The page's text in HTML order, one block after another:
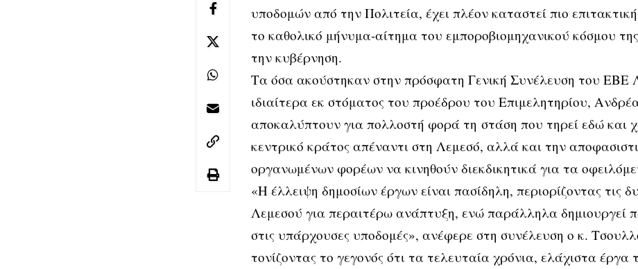
υποδομών από την Πολιτεία, έχει πλέον καταστεί πιο
το καθολικό μήνυμα-αίτημα του εμποροβιομηχανικού κόσμου
την κυβέρνηση.
Τα όσα ακούστηκαν στην πρόσφατη Γενική Συνέλευση του ΕΒΕ
ιδιαίτερα εκ στόματος του προέδρου του Επιμελητηρίου,
αποκαλύπτουν για πολλοστή φορά τη στάση που τηρεί εδώ και
κεντρικό κράτος απέναντι στη Λεμεσό, αλλά και την
οργανωμένων φορέων να κινηθούν διεκδικητικά για τα
«Η έλλειψη δημοσίων έργων είναι πασίδηλη, περιορίζοντας τις
Λεμεσού για περαιτέρω ανάπτυξη, ενώ παράλληλα δημιουργεί
στις υπάρχουσες υποδομές», ανέφερε στη συνέλευση ο κ.
τονίζοντας το γεγονός ότι τα τελευταία χρόνια, ελάχιστα έργα